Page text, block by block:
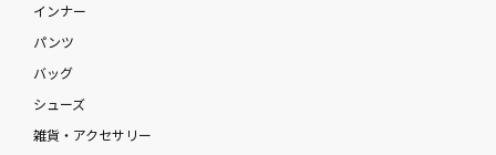
インナー
パンツ
バッグ
シューズ
雑貨・アクセサリー